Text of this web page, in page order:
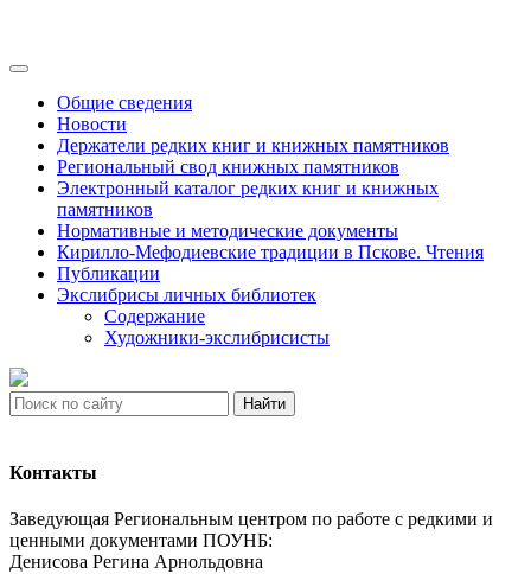
Общие сведения
Новости
Держатели редких книг и книжных памятников
Региональный свод книжных памятников
Электронный каталог редких книг и книжных
памятников
Нормативные и методические документы
Кирилло-Мефодиевские традиции в Пскове. Чтения
Публикации
Экслибрисы личных библиотек
Содержание
Художники-экслибрисисты
Найти
Контакты
Заведующая Региональным центром по работе с редкими и
ценными документами ПОУНБ:
Денисова Регина Арнольдовна